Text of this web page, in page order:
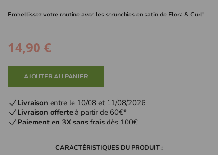
Embellissez votre routine avec les scrunchies en satin de Flora & Curl!
14,90 €
AJOUTER AU PANIER
Livraison entre le 10/08 et 11/08/2026
Livraison offerte à partir de 60€*
Paiement en 3X sans frais dès 100€
CARACTÉRISTIQUES DU PRODUIT :